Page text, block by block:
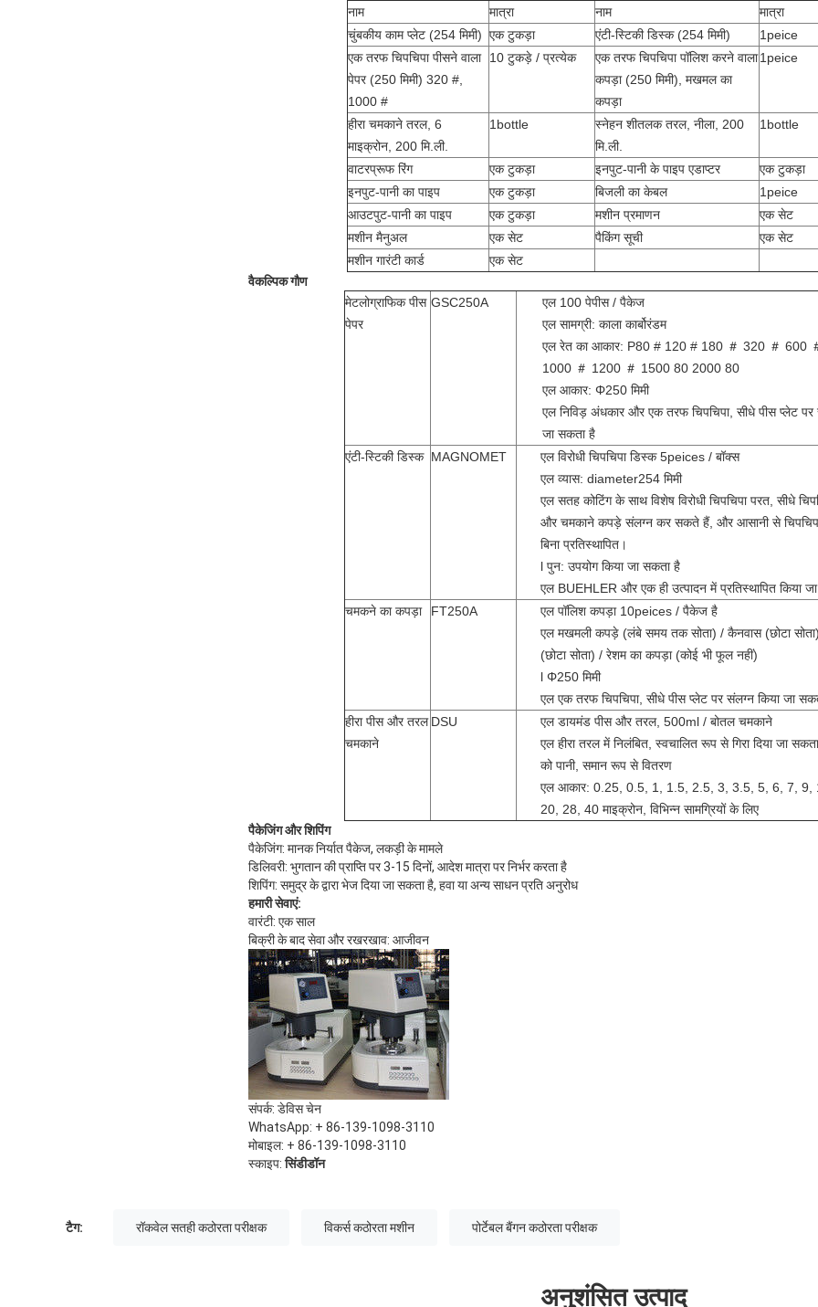
नाम
मात्रा नाम
मात्रा
चुंबकीय काम प्लेट (254 मिमी) एक टुकड़ा एंटी-स्टिकी डिस्क (254 मिमी)
1peice
एक तरफ चिपचिपा पीसने वाला
पेपर (250 मिमी) 320 #,
1000 #
10 टुकड़े / प्रत्येक
एक तरफ चिपचिपा पॉलिश करने वाला
कपड़ा (250 मिमी), मखमल का
कपड़ा
1peice
हीरा चमकाने तरल, 6
माइक्रोन, 200 मि.ली.
1bottle
स्नेहन शीतलक तरल, नीला, 200
मि.ली.
1bottle
वाटरप्रूफ रिंग एक टुकड़ा इनपुट-पानी के पाइप एडाप्टर
एक टुकड़ा
इनपुट-पानी का पाइप
एक टुकड़ा बिजली का केबल
1peice
आउटपुट-पानी का पाइप
एक टुकड़ा मशीन प्रमाणन
एक सेट
मशीन मैनुअल
एक सेट पैकिंग सूची
एक सेट
मशीन गारंटी कार्ड
एक सेट
वैकल्पिक गौण
मेटलोग्राफिक पीस
पेपर
GSC250A
एल 100 पेपीस / पैकेज
एल सामग्री: काला कार्बोरंडम
एल रेत का आकार: P80 # 120 # 180 ＃ 320 ＃ 600
1000 ＃ 1200 ＃ 1500 80 2000 80
एल आकार: Φ250 मिमी
एल निविड़ अंधकार और एक तरफ चिपचिपा, सीधे पीस प्लेट पर
जा सकता है
एंटी-स्टिकी डिस्क MAGNOMET
एल विरोधी चिपचिपा डिस्क 5peices / बॉक्स
एल व्यास: diameter254 मिमी
एल सतह कोटिंग के साथ विशेष विरोधी चिपचिपा परत, सीधे
और चमकाने कपड़े संलग्न कर सकते हैं, और आसानी से
बिना प्रतिस्थापित।
l पुन: उपयोग किया जा सकता है
एल BUEHLER और एक ही उत्पादन में प्रतिस्थापित किया
चमकने का कपड़ा
FT250A
एल पॉलिश कपड़ा 10peices / पैकेज है
एल मखमली कपड़े (लंबे समय तक सोता) / कैनवास (छोटा
(छोटा सोता) / रेशम का कपड़ा (कोई भी फूल नहीं)
l Φ250 मिमी
एल एक तरफ चिपचिपा, सीधे पीस प्लेट पर संलग्न किया जा
हीरा पीस और तरल
चमकाने
DSU
एल डायमंड पीस और तरल, 500ml / बोतल चमकाने
एल हीरा तरल में निलंबित, स्वचालित रूप से गिरा दिया जा
को पानी, समान रूप से वितरण
एल आकार: 0.25, 0.5, 1, 1.5, 2.5, 3, 3.5, 5, 6, 7, 9,
20, 28, 40 माइक्रोन, विभिन्न सामग्रियों के लिए
पैकेजिंग और शिपिंग
पैकेजिंग: मानक निर्यात पैकेज, लकड़ी के मामले
डिलिवरी: भुगतान की प्राप्ति पर 3-15 दिनों, आदेश मात्रा पर निर्भर करता है
शिपिंग: समुद्र के द्वारा भेज दिया जा सकता है, हवा या अन्य साधन प्रति अनुरोध
हमारी सेवाएं:
वारंटी: एक साल
बिक्री के बाद सेवा और रखरखाव: आजीवन
संपर्क: डेविस चेन
WhatsApp: + 86-139-1098-3110
मोबाइल: + 86-139-1098-3110
स्काइप:सिंडीडॉन
टैग: रॉकवेल सतही कठोरता परीक्षक विकर्स कठोरता मशीन पोर्टेबल बैंगन कठोरता परीक्षक
अनुशंसित उत्पाद